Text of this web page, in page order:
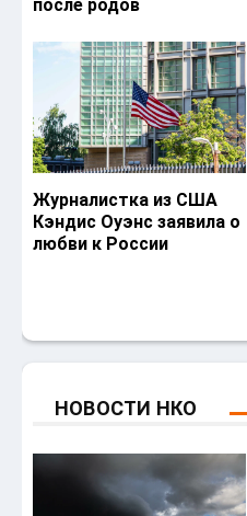
после родов
Журналистка из США
Кэндис Оуэнс заявила о
любви к России
НОВОСТИ НКО